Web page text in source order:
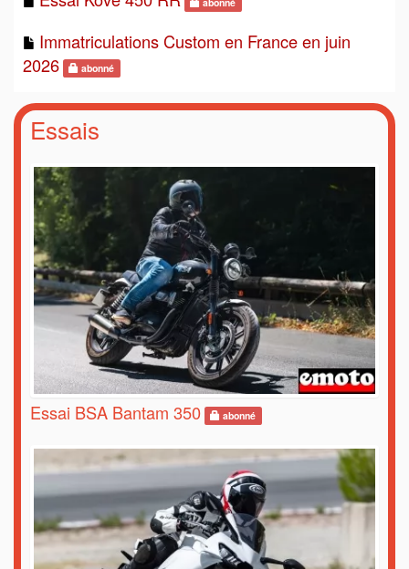
Immatriculations Custom en France en juin
2026
abonné
Essais
Essai BSA Bantam 350 abonné